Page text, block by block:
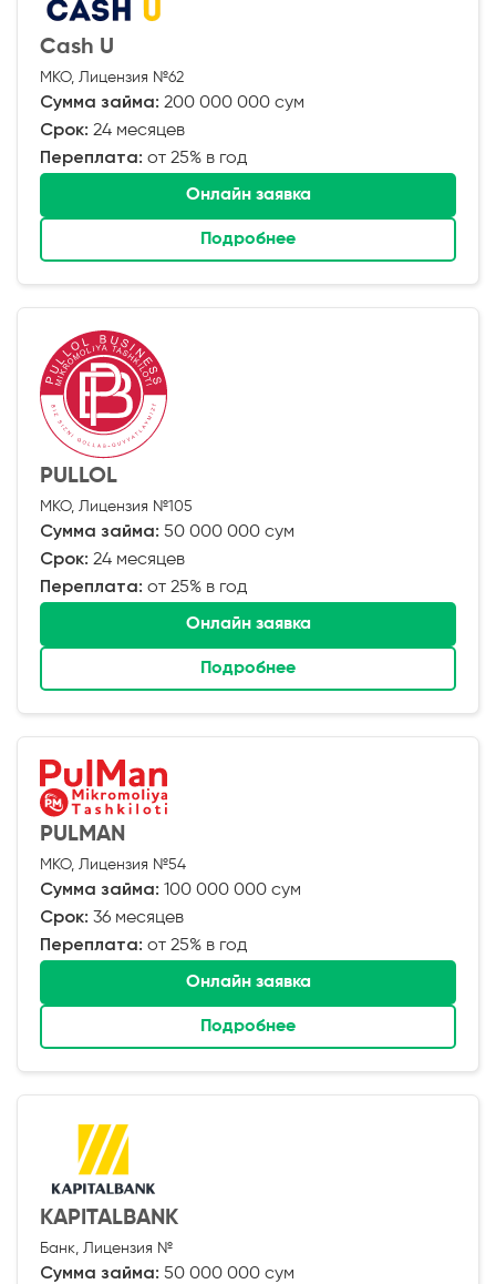
Cash U
МКО, Лицензия №62
Сумма займа: 200 000 000 сум
Срок: 24 месяцев
Переплата: от 25% в год
Онлайн заявка
Подробнее
PULLOL
МКО, Лицензия №105
Сумма займа: 50 000 000 сум
Срок: 24 месяцев
Переплата: от 25% в год
Онлайн заявка
Подробнее
PULMAN
МКО, Лицензия №54
Сумма займа: 100 000 000 сум
Срок: 36 месяцев
Переплата: от 25% в год
Онлайн заявка
Подробнее
KAPITALBANK
Банк, Лицензия №
Сумма займа: 50 000 000 сум